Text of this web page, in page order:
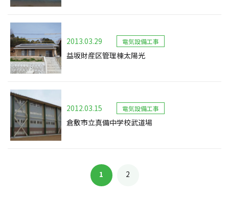
2013.03.29 電気設備工事
益坂財産区管理棟太陽光
2012.03.15 電気設備工事
倉敷市立真備中学校武道場
1 2